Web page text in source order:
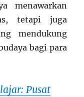
menawarkan
tetapi juga
mendukung
bagi para
Pusat